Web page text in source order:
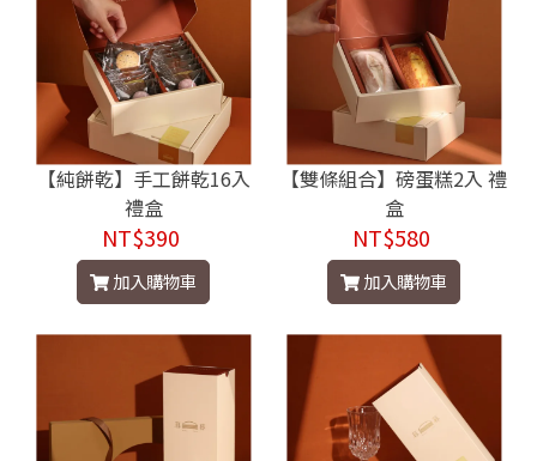
【純餅乾】手工餅乾16入
禮盒
NT$390
加入購物車
【雙條組合】磅蛋糕2入 禮
盒
NT$580
加入購物車